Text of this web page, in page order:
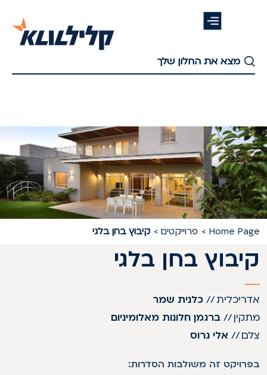
Home פרוייקטים קיבוץ בחן בלגי
בחן בלגי
//כלנית שמר
//ברגמן חלונות מאלומיניום
//אלי גרוס
זה משולבות הסדרות: